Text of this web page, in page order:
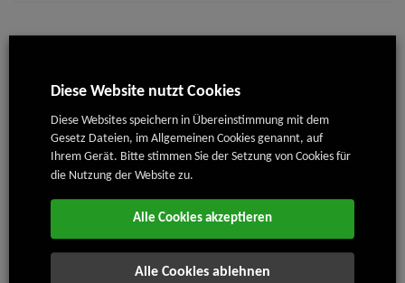
Diese Website nutzt Cookies
Diese Websites speichern in Übereinstimmung mit dem
Gesetz Dateien, im Allgemeinen Cookies genannt, auf
Ihrem Gerät. Bitte stimmen Sie der Setzung von Cookies für
die Nutzung der Website zu.
Alle Cookies akzeptieren
Alle Cookies ablehnen